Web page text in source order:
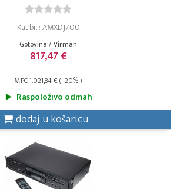
Kat.br. : AMXDJ700
Gotovina / Virman
817,47 €
MPC 1.021,84 € ( -20% )
Raspoloživo odmah
dodaj u košaricu